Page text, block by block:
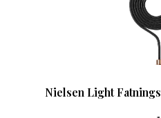
Nielsen Light